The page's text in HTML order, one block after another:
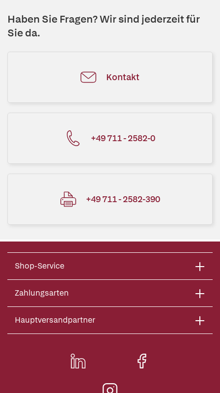
Haben Sie Fragen? Wir sind jederzeit für
Sie da.
Kontakt
+49 711 - 2582-0
+49 711 - 2582-390
Shop-Service
Zahlungsarten
Hauptversandpartner